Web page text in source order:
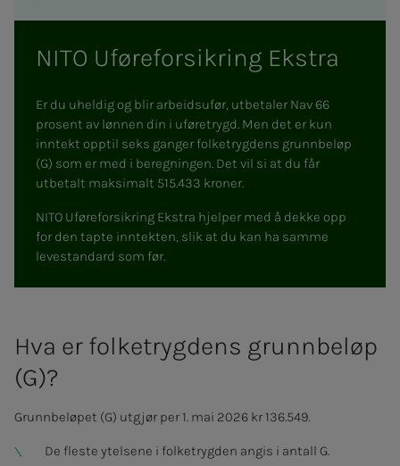
NITO Uføreforsikring Ekstra
Er du uheldig og blir arbeidsufør, utbetaler Nav 66
prosent av lønnen din i uføretrygd. Men det er kun
inntekt opptil seks ganger folketrygdens grunnbeløp
(G) som er med i beregningen. Det vil si at du får
utbetalt maksimalt 515.433 kroner.
NITO Uføreforsikring Ekstra hjelper med å dekke opp
for den tapte inntekten, slik at du kan ha samme
levestandard som før.
Hva er folke­­­tryg­­­dens grunn­­­be­­­løp
(G)?
Grunnbeløpet (G) utgjør per 1. mai 2026 kr 136.549.
De fleste ytelsene i folketrygden angis i antall G.